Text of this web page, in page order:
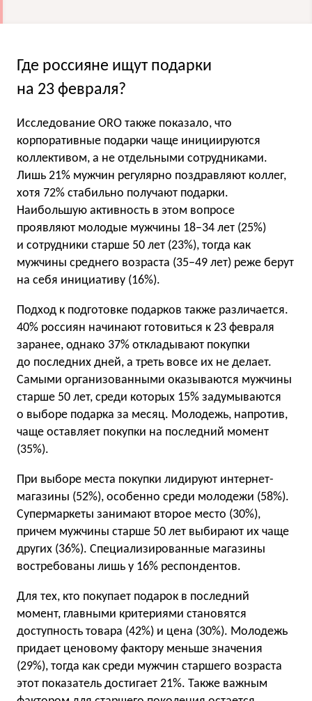
Где россияне ищут подарки
на 23 февраля?
Исследование ORO также показало, что
корпоративные подарки чаще инициируются
коллективом, а не отдельными сотрудниками.
Лишь 21% мужчин регулярно поздравляют коллег,
хотя 72% стабильно получают подарки.
Наибольшую активность в этом вопросе
проявляют молодые мужчины 18−34 лет (25%)
и сотрудники старше 50 лет (23%), тогда как
мужчины среднего возраста (35−49 лет) реже берут
на себя инициативу (16%).
Подход к подготовке подарков также различается.
40% россиян начинают готовиться к 23 февраля
заранее, однако 37% откладывают покупки
до последних дней, а треть вовсе их не делает.
Самыми организованными оказываются мужчины
старше 50 лет, среди которых 15% задумываются
о выборе подарка за месяц. Молодежь, напротив,
чаще оставляет покупки на последний момент
(35%).
При выборе места покупки лидируют интернет-
магазины (52%), особенно среди молодежи (58%).
Супермаркеты занимают второе место (30%),
причем мужчины старше 50 лет выбирают их чаще
других (36%). Специализированные магазины
востребованы лишь у 16% респондентов.
Для тех, кто покупает подарок в последний
момент, главными критериями становятся
доступность товара (42%) и цена (30%). Молодежь
придает ценовому фактору меньше значения
(29%), тогда как среди мужчин старшего возраста
этот показатель достигает 21%. Также важным